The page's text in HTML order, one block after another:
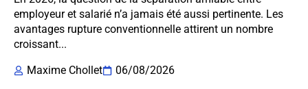
employeur et salarié n’a jamais été aussi pertinente. Les
avantages rupture conventionnelle attirent un nombre
croissant...
Maxime Chollet
06/08/2026